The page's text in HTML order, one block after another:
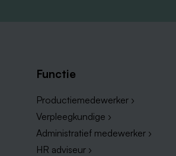
Functie
Productiemedewerker ›
Verpleegkundige ›
Administratief medewerker ›
HR adviseur ›